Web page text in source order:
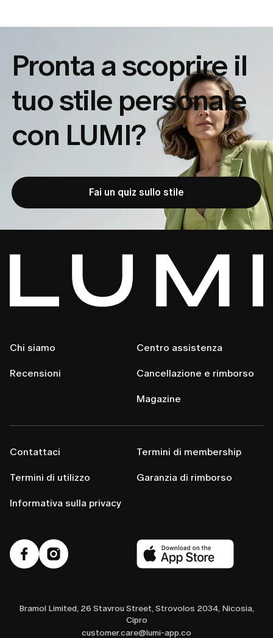
Pronta a scoprire il
tuostile personale
con LUMI?
Fai un quiz sullo stile
Chi siamo
Recensioni
Centro assistenza
Cancellazione e rimborso
Magazine
Contattaci
Termini di utilizzo
Informativa sulla privacy
Termini di membership
Garanzia di rimborso
Bramol Limited, 26 Stavrou Street, Strovolos 2034, Nicosia,
Cipro
customer.care@lumi-app.co